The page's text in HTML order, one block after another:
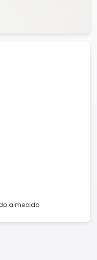
a medida